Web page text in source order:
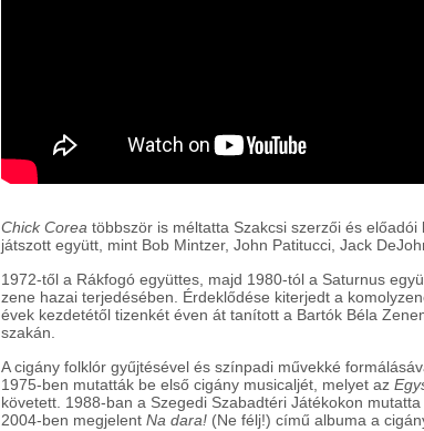
Chick Corea többször is méltatta Szakcsi szerzői és
játszott együtt, mint Bob Mintzer, John Patitucci, Jack
1972-től a Rákfogó együttes, majd 1980-tól a Saturnus
zene hazai terjedésében. Érdeklődése kiterjedt a
évek kezdetétől tizenkét éven át tanított a Bartók Béla
szakán.
A cigány folklór gyűjtésével és színpadi művekké
1975-ben mutatták be első cigány musicaljét, melyet az
követett. 1988-ban a Szegedi Szabadtéri Játékokon
2004-ben megjelent Na dara! (Ne félj!) című albuma a